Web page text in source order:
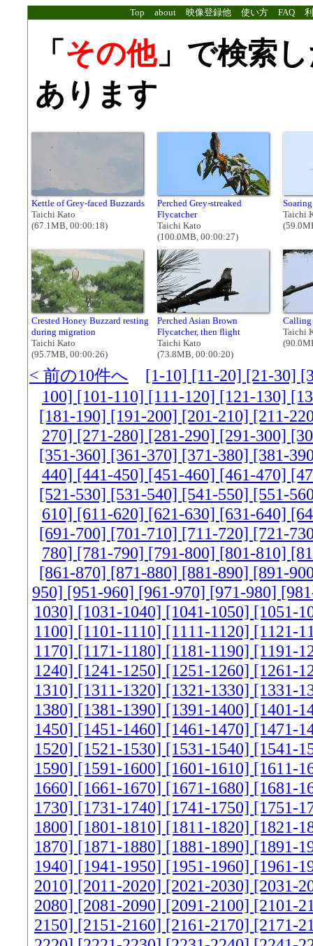
Top about 映像登録他 使い方 FAQ
「 その他」で検索
あります
Kettle of Grey-faced Buzzards
Taichi Kato
(67.1MB, 00:00:18)
Perched Grey-streaked
Flycatcher
Taichi Kato
(100.0MB, 00:00:27)
Taichi
Crested Honey Buzzard resting
during migration
Taichi Kato
(95.7MB, 00:00:26)
Perched Asian Brown
Flycatcher, then flight
Taichi Kato
(73.8MB, 00:00:20)
Taichi
< 前の10件へ [1-10] [11-20] [21-30]
100] [101-110] [111-120] [121-130]
[181-190] [191-200] [201-210] [211-
270] [271-280] [281-290] [291-300]
[351-360] [361-370] [371-380] [381-
440] [441-450] [451-460] [461-470]
[521-530] [531-540] [541-550] [551-
610] [611-620] [621-630] [631-640]
[691-700] [701-710] [711-720] [721-
780] [781-790] [791-800] [801-810]
[861-870] [871-880] [881-890] [891-
950] [951-960] [961-970] [971-980]
1030] [1031-1040] [1041-1050] [1051-
1100] [1101-1110] [1111-1120] [1121-
1170] [1171-1180] [1181-1190] [1191-
1240] [1241-1250] [1251-1260] [1261-
1310] [1311-1320] [1321-1330] [1331-
1380] [1381-1390] [1391-1400] [1401-
1450] [1451-1460] [1461-1470] [1471-
1520] [1521-1530] [1531-1540] [1541-
1590] [1591-1600] [1601-1610] [1611-
1660] [1661-1670] [1671-1680] [1681-
1730] [1731-1740] [1741-1750] [1751-
1800] [1801-1810] [1811-1820] [1821-
1870] [1871-1880] [1881-1890] [1891-
1940] [1941-1950] [1951-1960] [1961-
2010] [2011-2020] [2021-2030] [2031-
2080] [2081-2090] [2091-2100] [2101-
2150] [2151-2160] [2161-2170] [2171-